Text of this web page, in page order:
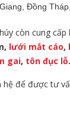
Đồng
còn cung cấp
lưới mắt cáo,
gai, tôn đục lỗ
hệ để được tư